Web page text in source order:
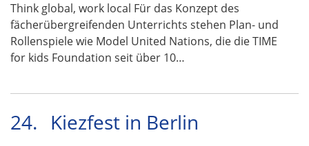
Think global, work local Für das Konzept des
fächerübergreifenden Unterrichts stehen Plan- und
Rollenspiele wie Model United Nations, die die TIME
for kids Foundation seit über 10…
24. Kiezfest in Berlin